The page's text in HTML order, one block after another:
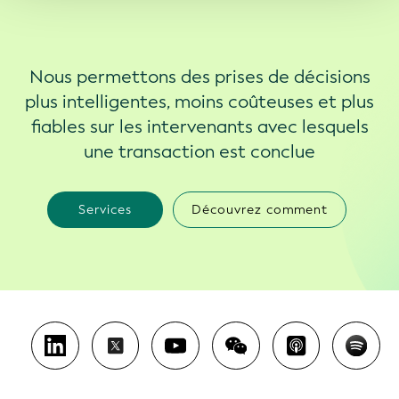
Nous permettons des prises de décisions
plus intelligentes, moins coûteuses et plus
fiables sur les intervenants avec lesquels
une transaction est conclue
Services Découvrez comment